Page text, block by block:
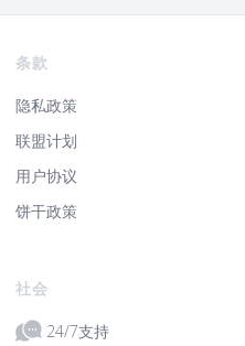
条款
隐私政策
联盟计划
用户协议
饼干政策
社会
24/7支持